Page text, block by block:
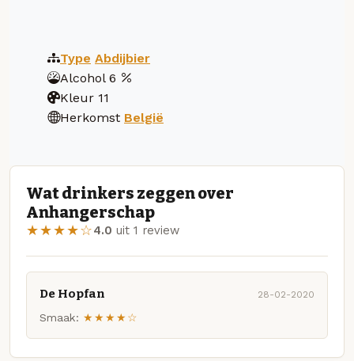
Type Abdijbier
Alcohol 6
Kleur 11
Herkomst België
Wat drinkers zeggen over
Anhangerschap
★★★★☆4.0 uit 1 review
De Hopfan 28-02-2020
Smaak: ★★★★☆